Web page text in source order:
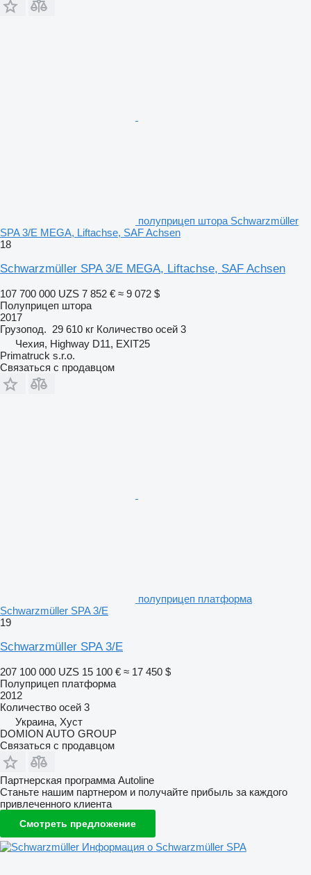
полуприцеп штора Schwarzmüller
SPA 3/E MEGA, Liftachse, SAF Achsen
18
Schwarzmüller SPA 3/E MEGA, Liftachse, SAF Achsen
107 700 000 UZS 7 852 € ≈ 9 072 $
Полуприцеп штора
2017
Грузопод. 29 610 кг Количество осей 3
Чехия, Highway D11, EXIT25
Primatruck s.r.o.
Связаться с продавцом
полуприцеп платформа
Schwarzmüller SPA 3/E
19
Schwarzmüller SPA 3/E
207 100 000 UZS 15 100 € ≈ 17 450 $
Полуприцеп платформа
2012
Количество осей 3
Украина, Хуст
DOMION AUTO GROUP
Связаться с продавцом
Партнерская программа Autoline
Станьте нашим партнером и получайте прибыль за каждого
привлеченного клиента
Смотреть предложение
Информация о Schwarzmüller SPA